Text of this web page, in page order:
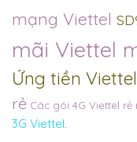
mạng Viettel
mãi Viettel
Ứng tiền Viettel
rẻ Các gói 4G Viettel rẻ
3G Viettel.